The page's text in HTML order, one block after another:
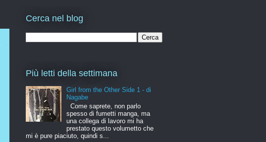
Cerca nel blog
Più letti della settimana
Girl from the Other Side 1 - di
Nagabe
Come saprete, non parlo
spesso di fumetti manga, ma
una collega di lavoro mi ha
prestato questo volumetto che
mi è pure piaciuto, quindi s...